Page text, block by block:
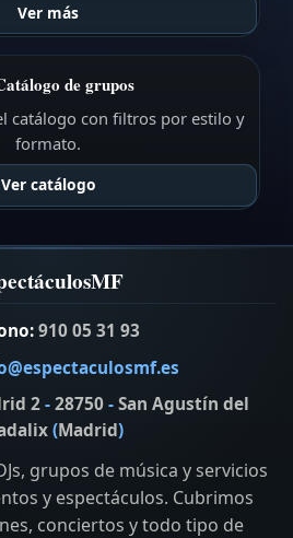
Ver más
de grupos
catálogo con filtros por estilo y
formato.
Ver catálogo
910 05 31 93
2-28750-San Agustín del
(Madrid)
grupos de música y servicios
y espectáculos. Cubrimos
conciertos y todo tipo de